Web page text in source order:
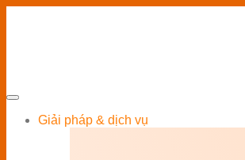
Giải pháp & dịch vụ